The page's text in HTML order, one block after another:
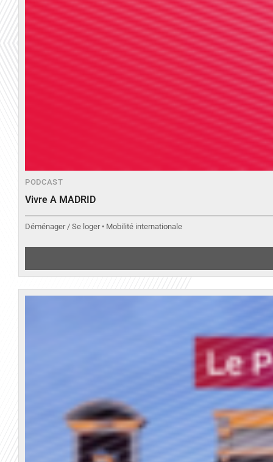
PODCAST
Vivre A MADRID
Déménager / Se loger • Mobilité internationale